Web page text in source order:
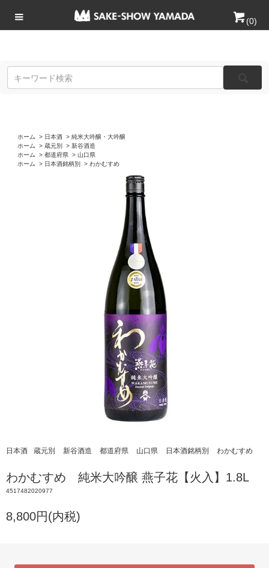
(0)
ホーム > 日本酒 > 純米大吟醸・大吟醸
ホーム
> 蔵元別 > 新谷酒造
ホーム
> 都道府県 > 山口県
ホーム
> 日本酒銘柄別 > わかむすめ
日本酒 蔵元別 新谷酒造 都道府県 山口県 日本酒銘柄別 わかむすめ
わかむすめ 純米大吟醸 燕子花【火入】1.8L
4517482020977
8,800円(内税)